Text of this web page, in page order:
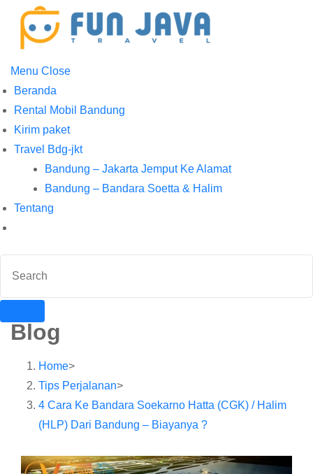
Menu Close
Beranda
Rental Mobil Bandung
Kirim paket
Travel Bdg-jkt
Bandung – Jakarta Jemput Ke Alamat
Bandung – Bandara Soetta & Halim
Tentang
Blog
Home>
Tips Perjalanan>
4 Cara Ke Bandara Soekarno Hatta (CGK) / Halim
(HLP) Dari Bandung – Biayanya ?